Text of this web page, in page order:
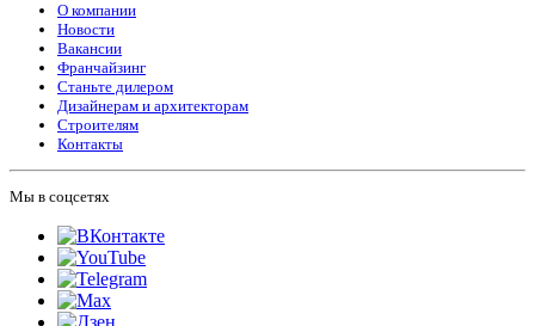
О компании
Новости
Вакансии
Франчайзинг
Станьте дилером
Дизайнерам и архитекторам
Строителям
Контакты
Мы в соцсетях